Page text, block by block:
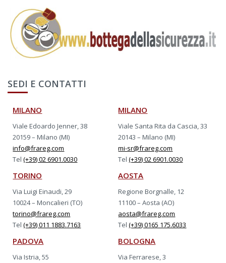
SEDI E CONTATTI
MILANO
Viale Edoardo Jenner, 38
20159 – Milano (MI)
info@frareg.com
Tel(+39) 02 6901.0030
MILANO
Viale Santa Rita da Cascia, 33
20143 – Milano (MI)
mi-sr@frareg.com
Tel(+39) 02 6901.0030
TORINO
Via Luigi Einaudi, 29
10024 – Moncalieri (TO)
torino@frareg.com
Tel(+39) 011 1883.7163
AOSTA
Regione Borgnalle, 12
11100 – Aosta (AO)
aosta@frareg.com
Tel(+39) 0165 175.6033
PADOVA
Via Istria, 55
BOLOGNA
Via Ferrarese, 3